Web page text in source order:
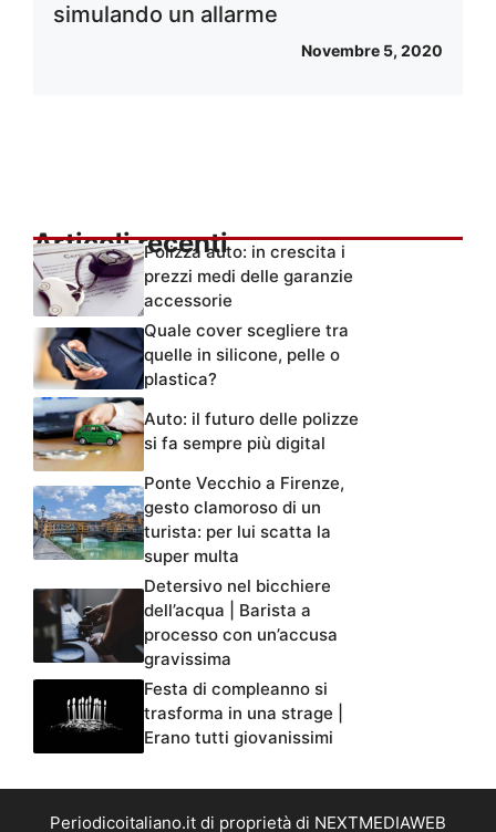
simulando un allarme
Novembre 5, 2020
Articoli recentiPolizza auto: in crescita i
prezzi medi delle garanzie
accessorie
Quale cover scegliere tra
quelle in silicone, pelle o
plastica?
Auto: il futuro delle polizze
si fa sempre più digital
Ponte Vecchio a Firenze,
gesto clamoroso di un
turista: per lui scatta la
super multa
Detersivo nel bicchiere
dell’acqua | Barista a
processo con un’accusa
gravissima
Festa di compleanno si
trasforma in una strage |
Erano tutti giovanissimi
Periodicoitaliano.it di proprietà di NEXTMEDIAWEB